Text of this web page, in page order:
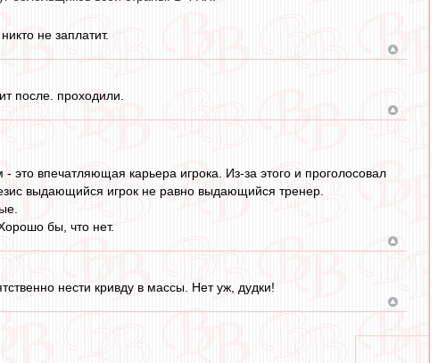
не заплатит.
после. проходили.
впечатляющая карьера игрока. Из-за этого и проголосовал
выдающийся игрок не равно выдающийся тренер.
бы, что нет.
нести кривду в массы. Нет уж, дудки!